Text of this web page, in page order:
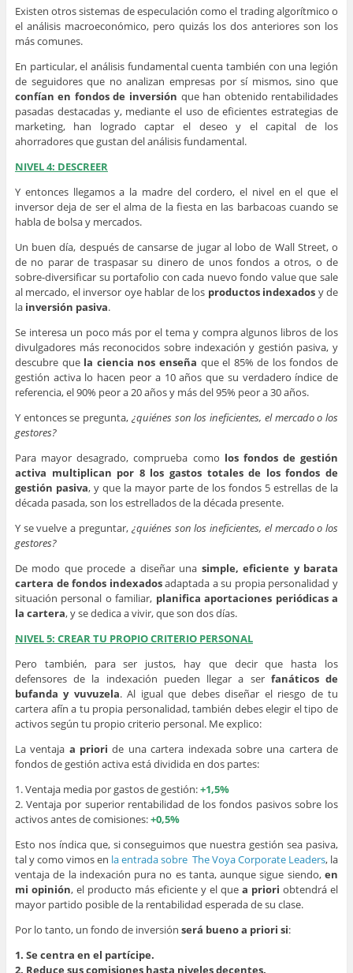
Existen otros sistemas de especulación como el trading algorítmico o
el análisis macroeconómico, pero quizás los dos anteriores son los
más comunes.
En particular, el análisis fundamental cuenta también con una legión
de seguidores que no analizan empresas por sí mismos, sino que
confían en fondos de inversión que han obtenido rentabilidades
pasadas destacadas y, mediante el uso de eficientes estrategias de
marketing, han logrado captar el deseo y el capital de los
ahorradores que gustan del análisis fundamental.
NIVEL 4: DESCREER
Y entonces llegamos a la madre del cordero, el nivel en el que el
inversor deja de ser el alma de la fiesta en las barbacoas cuando se
habla de bolsa y mercados.
Un buen día, después de cansarse de jugar al lobo de Wall Street, o
de no parar de traspasar su dinero de unos fondos a otros, o de
sobre-diversificar su portafolio con cada nuevo fondo value que sale
al mercado, el inversor oye hablar de los productos indexados y de
la inversión pasiva.
Se interesa un poco más por el tema y compra algunos libros de los
divulgadores más reconocidos sobre indexación y gestión pasiva, y
descubre que la ciencia nos enseña que el 85% de los fondos de
gestión activa lo hacen peor a 10 años que su verdadero índice de
referencia, el 90% peor a 20 años y más del 95% peor a 30 años.
Y entonces se pregunta, ¿quiénes son los ineficientes, el mercado o los
gestores?
Para mayor desagrado, comprueba como los fondos de gestión
activa multiplican por 8 los gastos totales de los fondos de
gestión pasiva, y que la mayor parte de los fondos 5 estrellas de la
década pasada, son los estrellados de la década presente.
Y se vuelve a preguntar, ¿quiénes son los ineficientes, el mercado o los
gestores?
De modo que procede a diseñar una simple, eficiente y barata
cartera de fondos indexadosadaptada a su propia personalidad y
situación personal o familiar, planifica aportaciones periódicas a
la cartera, y se dedica a vivir, que son dos días.
NIVEL 5: CREAR TU PROPIO CRITERIO PERSONAL
Pero también, para ser justos, hay que decir que hasta los
defensores de la indexación pueden llegar a ser fanáticos de
bufanda y vuvuzela. Al igual que debes diseñar el riesgo de tu
cartera afín a tu propia personalidad, también debes elegir el tipo de
activos según tu propio criterio personal. Me explico:
La ventaja a priori de una cartera indexada sobre una cartera de
fondos de gestión activa está dividida en dos partes:
1. Ventaja media por gastos de gestión:+1,5%
2. Ventaja por superior rentabilidad de los fondos pasivos sobre los
activos antes de comisiones:+0,5%
Esto nos índica que, si conseguimos que nuestra gestión sea pasiva,
tal y como vimos en la entrada sobre The Voya Corporate Leaders, la
ventaja de la indexación pura no es tanta, aunque sigue siendo,en
mi opinión, el producto más eficiente y el quea priori obtendrá el
mayor partido posible de la rentabilidad esperada de su clase.
Por lo tanto, un fondo de inversión será bueno a priori si:
1. Se centra en el partícipe.
2. Reduce sus comisiones hasta niveles decentes.